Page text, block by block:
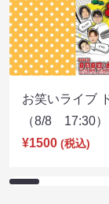
お笑いライブ
（8/8 17:30）
¥1500 (税込)